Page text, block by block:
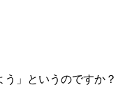
」というのですか？